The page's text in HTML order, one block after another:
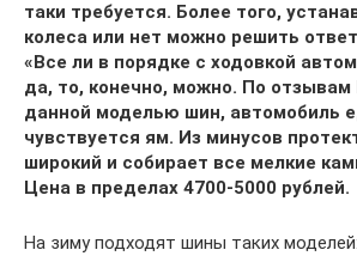
таки требуется. Более того,
колеса или нет можно решить
«Все ли в порядке с ходовкой
да, то, конечно, можно. По отзывам
данной моделью шин, автомобиль
чувствуется ям. Из минусов
широкий и собирает все мелкие
Цена в пределах 4700-5000 рублей.
На зиму подходят шины таких